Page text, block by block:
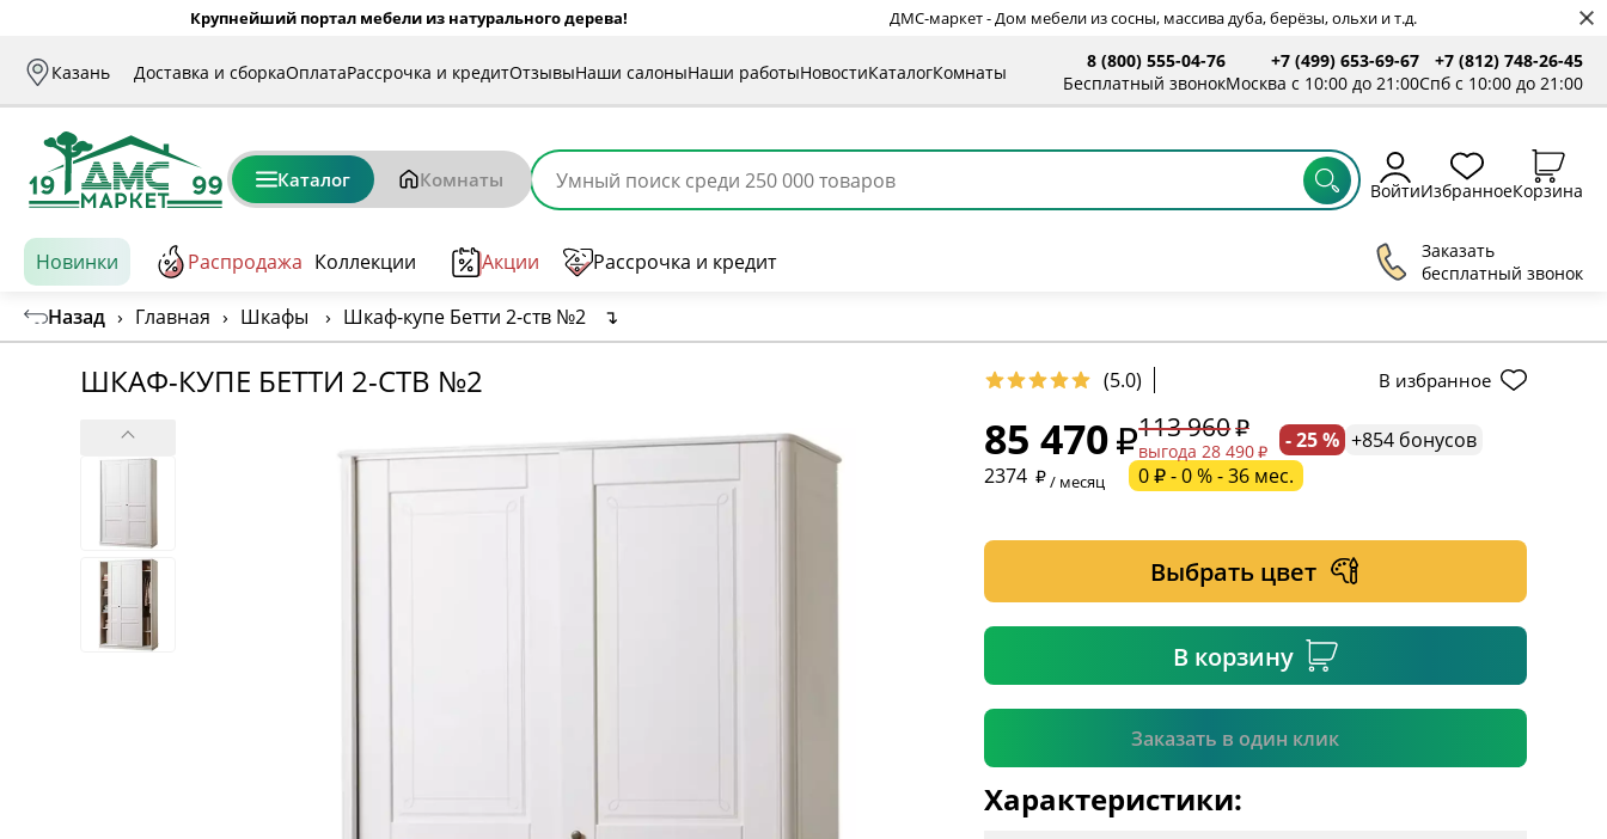
Крупнейший портал мебели из натурального дерева! ДМС-маркет - Дом мебели из сосны, массива дуба, берёзы, ольхи и т.д.
Казань Доставка и сборкаОплатаРассрочка и кредитОтзывыНаши салоныНаши работыНовостиКаталогКомнаты
8 (800) 555-04-76
Бесплатный звонок
+7 (499) 653-69-67
Москва с 10:00 до 21:00
+7 (812) 748-26-45
Спб с 10:00 до 21:00
Каталог Комнаты ВойтиИзбранноеКорзина
Новинки Распродажа Коллекции Акции Рассрочка и кредит
Заказать
бесплатный звонок
Назад › Главная › Шкафы › Шкаф-купе Бетти 2-ств №2 ↴
ШКАФ-КУПЕ БЕТТИ 2-СТВ №2 (5.0) В избранное
85 470 113 960
выгода 28 490 - 25 % +854 бонусов
2374
/ месяц 0 ₽ - 0 % - 36 мес.
Выбрать цвет
В корзину
Заказать в один клик
* обязательное поле
* необязательное поле
Подтвердить
Характеристики: